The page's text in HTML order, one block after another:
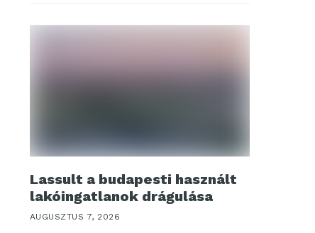
Lassult a budapesti használt
lakóingatlanok drágulása
AUGUSZTUS 7, 2026